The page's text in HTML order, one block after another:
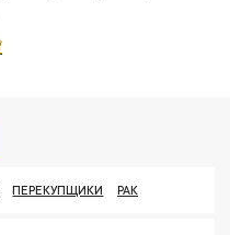
ПЕРЕКУПЩИКИ РАК